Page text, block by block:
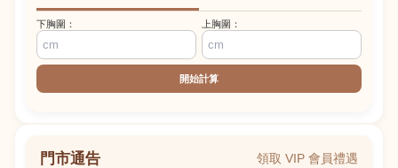
下胸圍： 上胸圍：
開始計算
門市通告 領取 VIP 會員禮遇